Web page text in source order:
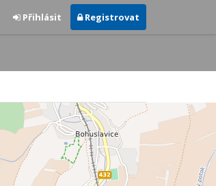
Přihlásit Registrovat